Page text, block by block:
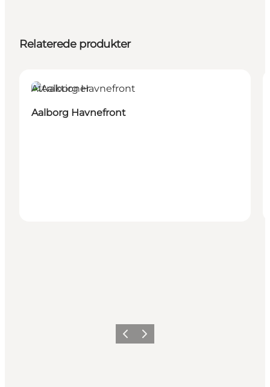
Relaterede produkter
Attraktioner
Aalborg Havnefront
ForrigeNæste